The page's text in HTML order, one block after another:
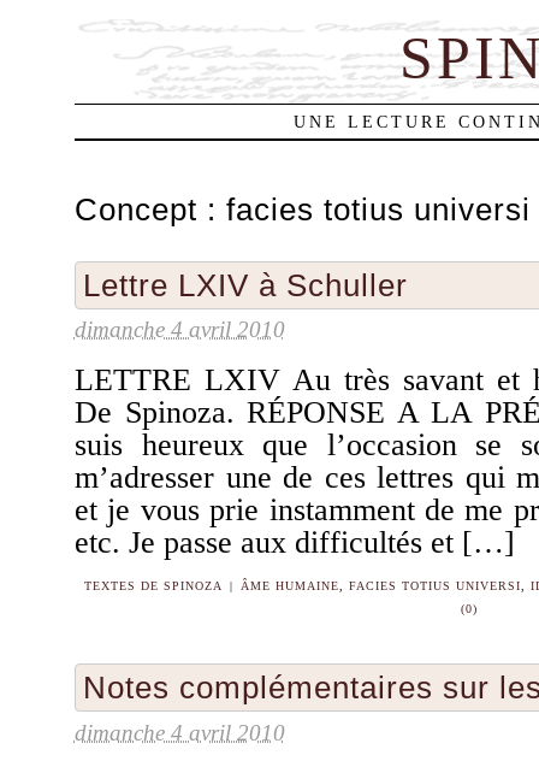
UNE LECTURE
Concept : facies totius universi
Lettre LXIV à Schuller
dimanche 4 avril 2010
LETTRE LXIV Au très savant et
De Spinoza. RÉPONSE A LA
suis heureux que l’occasion se
m’adresser une de ces lettres qui
et je vous prie instamment de me
etc. Je passe aux difficultés et […]
TEXTES DE SPINOZA ÂME HUMAINE, FACIES TOTIUS UNIVERSI,
(0)
Notes complémentaires sur
dimanche 4 avril 2010